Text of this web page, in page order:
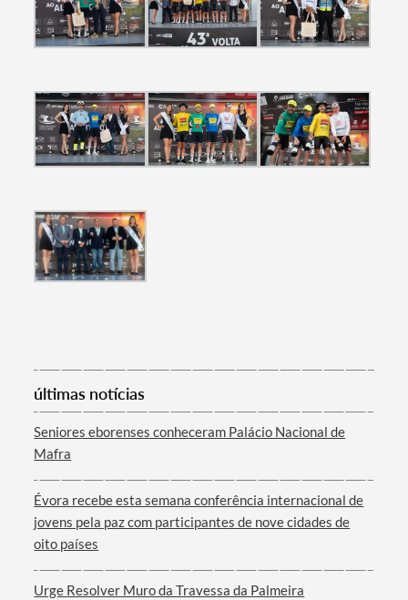
últimas notícias
Seniores eborenses conheceram Palácio Nacional de
Mafra
Évora recebe esta semana conferência internacional de
jovens pela paz com participantes de nove cidades de
oito países
Urge Resolver Muro da Travessa da Palmeira